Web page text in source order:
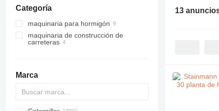
Categoría
maquinaria para hormigón
plantas de hormigón
plantas de hormigón
maquinaria de construcción de
carreteras
Marca
13